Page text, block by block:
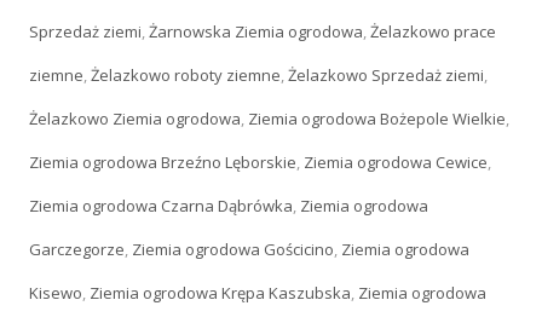
Sprzedaż ziemi,Żarnowska Ziemia ogrodowa,Żelazkowo prace
ziemne,Żelazkowo roboty ziemne,Żelazkowo Sprzedaż ziemi,
Żelazkowo Ziemia ogrodowa, Ziemia ogrodowa Bożepole Wielkie,
Ziemia ogrodowa Brzeźno Lęborskie, Ziemia ogrodowa Cewice,
Ziemia ogrodowa Czarna Dąbrówka, Ziemia ogrodowa
Garczegorze, Ziemia ogrodowa Gościcino, Ziemia ogrodowa
Kisewo, Ziemia ogrodowa Krępa Kaszubska, Ziemia ogrodowa